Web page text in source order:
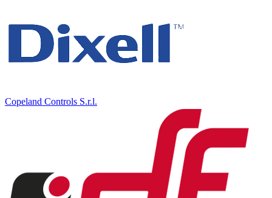
Copeland Controls S.r.l.